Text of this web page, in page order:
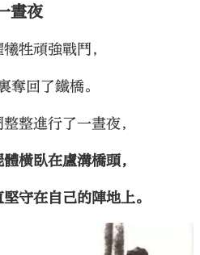
晝夜
牲頑強戰鬥，
奪回了鐵橋。
整進行了一晝夜，
橫臥在盧溝橋頭，
守在自己的陣地上。